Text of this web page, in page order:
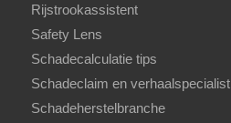
Rijstrookassistent
Safety Lens
Schadecalculatie tips
Schadeclaim en verhaalspecialist
Schadeherstelbranche